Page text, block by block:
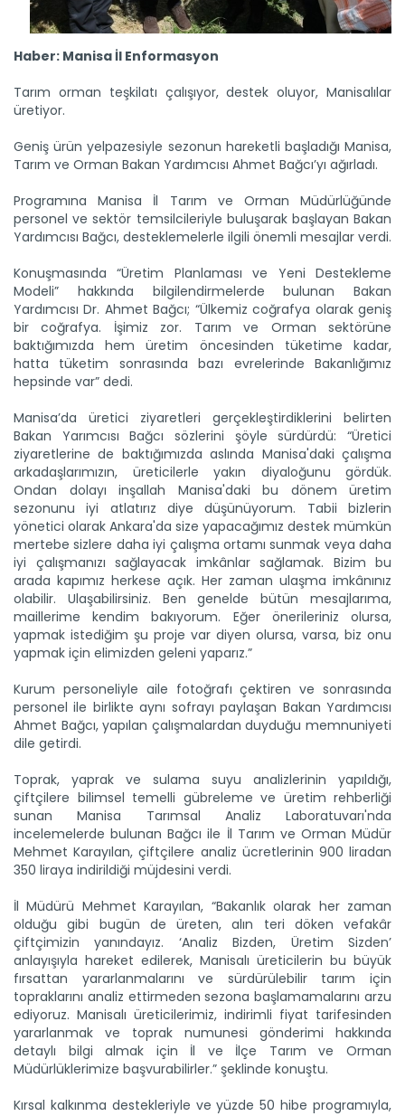
Haber: Manisa İl Enformasyon
Tarım orman teşkilatı çalışıyor, destek oluyor, Manisalılar
üretiyor.
Geniş ürün yelpazesiyle sezonun hareketli başladığı Manisa,
Tarım ve Orman Bakan Yardımcısı Ahmet Bağcı’yı ağırladı.
Programına Manisa İl Tarım ve Orman Müdürlüğünde
personel ve sektör temsilcileriyle buluşarak başlayan Bakan
Yardımcısı Bağcı, desteklemelerle ilgili önemli mesajlar verdi.
Konuşmasında “Üretim Planlaması ve Yeni Destekleme
Modeli” hakkında bilgilendirmelerde bulunan Bakan
Yardımcısı Dr. Ahmet Bağcı; “Ülkemiz coğrafya olarak geniş
bir coğrafya. İşimiz zor. Tarım ve Orman sektörüne
baktığımızda hem üretim öncesinden tüketime kadar,
hatta tüketim sonrasında bazı evrelerinde Bakanlığımız
hepsinde var” dedi.
Manisa’da üretici ziyaretleri gerçekleştirdiklerini belirten
Bakan Yarımcısı Bağcı sözlerini şöyle sürdürdü: “Üretici
ziyaretlerine de baktığımızda aslında Manisa'daki çalışma
arkadaşlarımızın, üreticilerle yakın diyaloğunu gördük.
Ondan dolayı inşallah Manisa'daki bu dönem üretim
sezonunu iyi atlatırız diye düşünüyorum. Tabii bizlerin
yönetici olarak Ankara'da size yapacağımız destek mümkün
mertebe sizlere daha iyi çalışma ortamı sunmak veya daha
iyi çalışmanızı sağlayacak imkânlar sağlamak. Bizim bu
arada kapımız herkese açık. Her zaman ulaşma imkânınız
olabilir. Ulaşabilirsiniz. Ben genelde bütün mesajlarıma,
maillerime kendim bakıyorum. Eğer önerileriniz olursa,
yapmak istediğim şu proje var diyen olursa, varsa, biz onu
yapmak için elimizden geleni yaparız.”
Kurum personeliyle aile fotoğrafı çektiren ve sonrasında
personel ile birlikte aynı sofrayı paylaşan Bakan Yardımcısı
Ahmet Bağcı, yapılan çalışmalardan duyduğu memnuniyeti
dile getirdi.
Toprak, yaprak ve sulama suyu analizlerinin yapıldığı,
çiftçilere bilimsel temelli gübreleme ve üretim rehberliği
sunan Manisa Tarımsal Analiz Laboratuvarı'nda
incelemelerde bulunan Bağcı ile İl Tarım ve Orman Müdür
Mehmet Karayılan, çiftçilere analiz ücretlerinin 900 liradan
350 liraya indirildiği müjdesini verdi.
İl Müdürü Mehmet Karayılan, “Bakanlık olarak her zaman
olduğu gibi bugün de üreten, alın teri döken vefakâr
çiftçimizin yanındayız. ‘Analiz Bizden, Üretim Sizden’
anlayışıyla hareket edilerek, Manisalı üreticilerin bu büyük
fırsattan yararlanmalarını ve sürdürülebilir tarım için
topraklarını analiz ettirmeden sezona başlamamalarını arzu
ediyoruz. Manisalı üreticilerimiz, indirimli fiyat tarifesinden
yararlanmak ve toprak numunesi gönderimi hakkında
detaylı bilgi almak için İl ve İlçe Tarım ve Orman
Müdürlüklerimize başvurabilirler.” şeklinde konuştu.
Kırsal kalkınma destekleriyle ve yüzde 50 hibe programıyla,
Tescilli tohumlarla hem çeşit...
Tarım ve Orman Bakanlığına bağlı Tarım İşletmeleri Genel...
Devamını Oku ->